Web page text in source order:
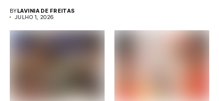
BYLAVINIA DE FREITAS
JULHO 1, 2026